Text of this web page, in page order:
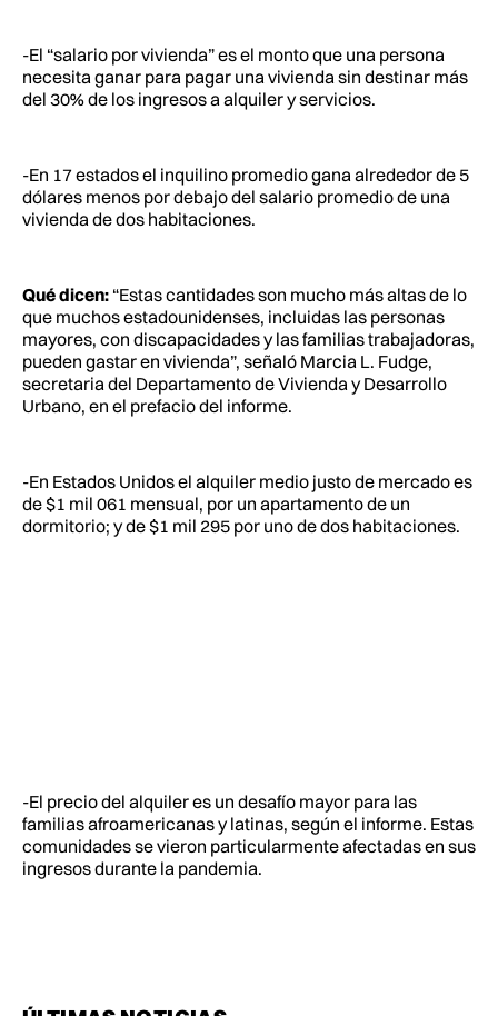
-El “salario por vivienda” es el monto que una persona
necesita ganar para pagar una vivienda sin destinar más
del 30% de los ingresos a alquiler y servicios.
-En 17 estados el inquilino promedio gana alrededor de 5
dólares menos por debajo del salario promedio de una
vivienda de dos habitaciones.
Qué dicen: “Estas cantidades son mucho más altas de lo
que muchos estadounidenses, incluidas las personas
mayores, con discapacidades y las familias trabajadoras,
pueden gastar en vivienda”, señaló Marcia L. Fudge,
secretaria del Departamento de Vivienda y Desarrollo
Urbano, en el prefacio del informe.
-En Estados Unidos el alquiler medio justo de mercado es
de $1 mil 061 mensual, por un apartamento de un
dormitorio; y de $1 mil 295 por uno de dos habitaciones.
-El precio del alquiler es un desafío mayor para las
familias afroamericanas y latinas, según el informe. Estas
comunidades se vieron particularmente afectadas en sus
ingresos durante la pandemia.